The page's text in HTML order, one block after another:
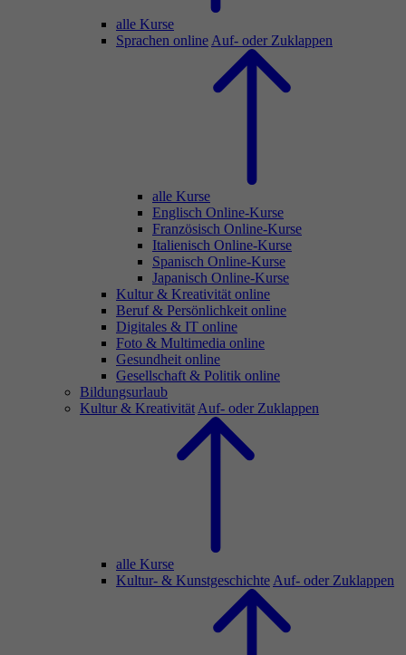
alle Kurse
Sprachen online Auf- oder Zuklappen
alle Kurse
Englisch Online-Kurse
Französisch Online-Kurse
Italienisch Online-Kurse
Spanisch Online-Kurse
Japanisch Online-Kurse
Kultur & Kreativität online
Beruf & Persönlichkeit online
Digitales & IT online
Foto & Multimedia online
Gesundheit online
Gesellschaft & Politik online
Bildungsurlaub
Kultur & Kreativität Auf- oder Zuklappen
alle Kurse
Kultur- & Kunstgeschichte Auf- oder Zuklappen